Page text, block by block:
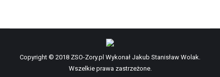
Copyright © 2018 ZSO-Zory.pl Wykonał Jakub Stanisław Wolak.
Wszelkie prawa zastrzeżone.